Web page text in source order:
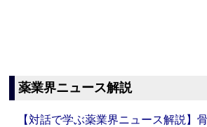
薬業界ニュース解説
【対話で学ぶ薬業界ニュース解説】